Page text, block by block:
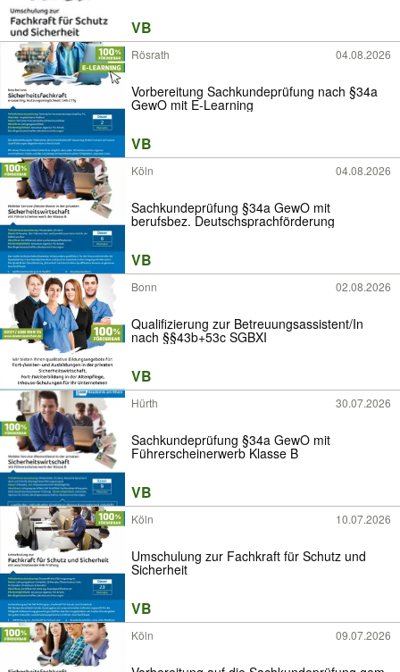
VB
Rösrath 04.08.2026
Vorbereitung Sachkundeprüfung nach §34a
GewO mit E-Learning
VB
Köln 04.08.2026
Sachkundeprüfung §34a GewO mit
berufsbez. Deutschsprachförderung
VB
Bonn 02.08.2026
Qualifizierung zur Betreuungsassistent/In
nach §§43b+53c SGBXI
VB
Hürth 30.07.2026
Sachkundeprüfung §34a GewO mit
Führerscheinerwerb Klasse B
VB
Köln 10.07.2026
Umschulung zur Fachkraft für Schutz und
Sicherheit
VB
Köln 09.07.2026